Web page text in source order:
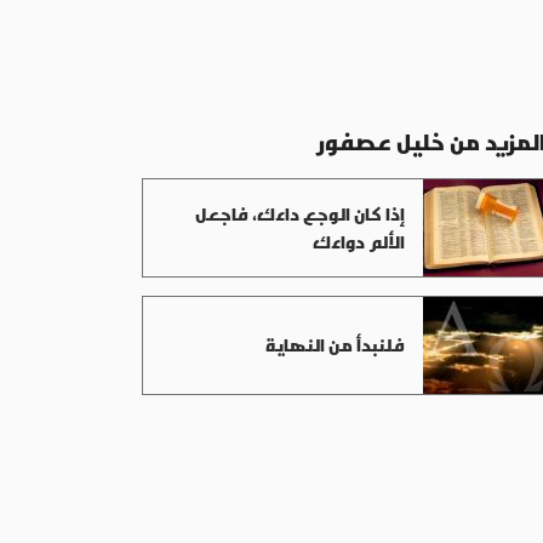
من خليل عصفور
إذا كان الوجع داءك، فاجعل
الألم دواءك
فلنبدأ من النهاية